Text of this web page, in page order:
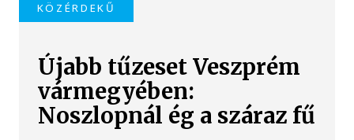
KÖZÉRDEKŰ
Újabb tűzeset Veszprém
vármegyében:
Noszlopnál ég a száraz fű